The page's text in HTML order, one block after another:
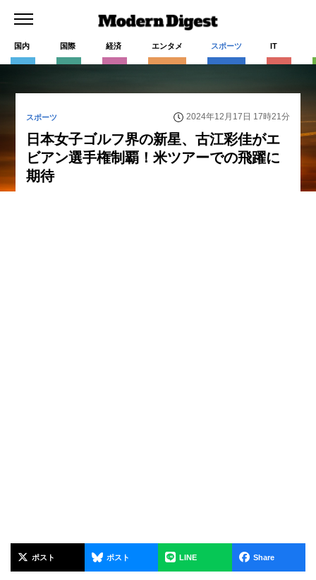
国内 国際 経済 エンタメ スポーツ IT
スポーツ 2024年12月17日 17時21分
日本女子ゴルフ界の新星、古江彩佳がエ
ビアン選手権制覇！米ツアーでの飛躍に
期待
ポスト ポスト LINE Share